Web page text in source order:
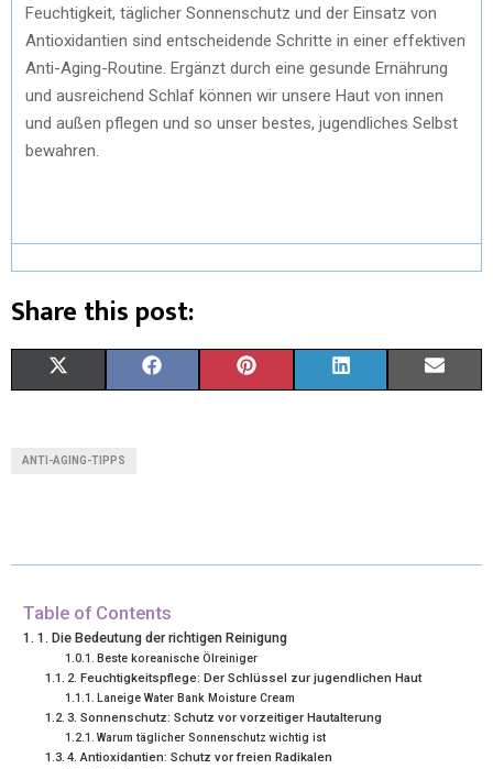
Feuchtigkeit, täglicher Sonnenschutz und der Einsatz von
Antioxidantien sind entscheidende Schritte in einer effektiven
Anti-Aging-Routine. Ergänzt durch eine gesunde Ernährung
und ausreichend Schlaf können wir unsere Haut von innen
und außen pflegen und so unser bestes, jugendliches Selbst
bewahren.
Share this post:
T
T
E
R
)
O
K
R
S
T
D
ANTI-AGING-TIPPS
Table of Contents
1. Die Bedeutung der richtigen Reinigung
Beste koreanische Ölreiniger
2. Feuchtigkeitspflege: Der Schlüssel zur jugendlichen Haut
Laneige Water Bank Moisture Cream
3. Sonnenschutz: Schutz vor vorzeitiger Hautalterung
Warum täglicher Sonnenschutz wichtig ist
4. Antioxidantien: Schutz vor freien Radikalen